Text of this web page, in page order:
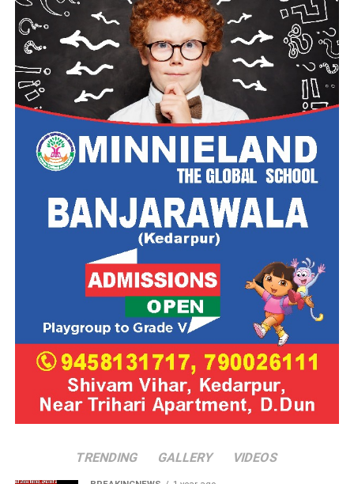
TRENDING GALLERY VIDEOS